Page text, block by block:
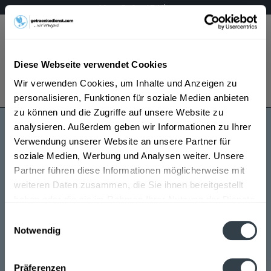
Diese Webseite verwendet Cookies
Wir verwenden Cookies, um Inhalte und Anzeigen zu
personalisieren, Funktionen für soziale Medien anbieten
zu können und die Zugriffe auf unsere Website zu
analysieren. Außerdem geben wir Informationen zu Ihrer
Verwendung unserer Website an unsere Partner für
soziale Medien, Werbung und Analysen weiter. Unsere
Partner führen diese Informationen möglicherweise mit
weiteren Daten zusammen, die Sie ihnen bereitgestellt
Notwendig
Präferenzen
Mo – Fr 9 – 17 Uhr
Menü
Bestellung widerrufen
Es gilt unsere Datenschutzerklärung
Weingarten wein
Weingarten wein wird in den folgenden Regionen,
Städten, Orten und Postleitzahl-Gebieten geliefert